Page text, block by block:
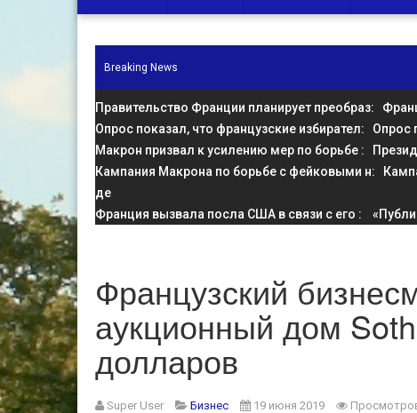
Breaking News
Правительство Франции планирует преобраз:
Опрос показал, что французские избирател: Опрос
Макрон призвал к усилению мер по борьбе :
Кампания Макрона по борьбе с фейковыми н:
де
Франция вызвала посла США в связи с его :
Французский
аукционный дом
долларов
Super User Бизнес 19 июня 2019